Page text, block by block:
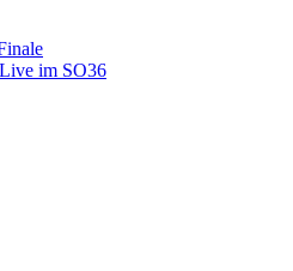
im SO36